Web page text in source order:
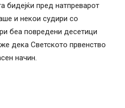
бидејќи пред натпреварот
и некои судири со
беа повредени десетици
дека Светското првенство
начин.